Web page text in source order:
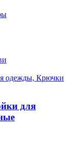
одежды, Крючки
для